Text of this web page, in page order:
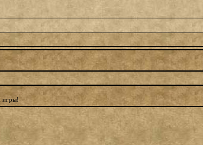
игры!